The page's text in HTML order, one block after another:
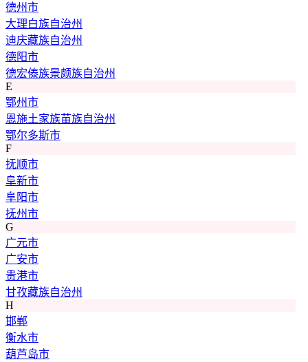
德州市
大理白族自治州
迪庆藏族自治州
德阳市
德宏傣族景颇族自治州
E
鄂州市
恩施土家族苗族自治州
鄂尔多斯市
F
抚顺市
阜新市
阜阳市
抚州市
G
广元市
广安市
贵港市
甘孜藏族自治州
H
邯郸
衡水市
葫芦岛市